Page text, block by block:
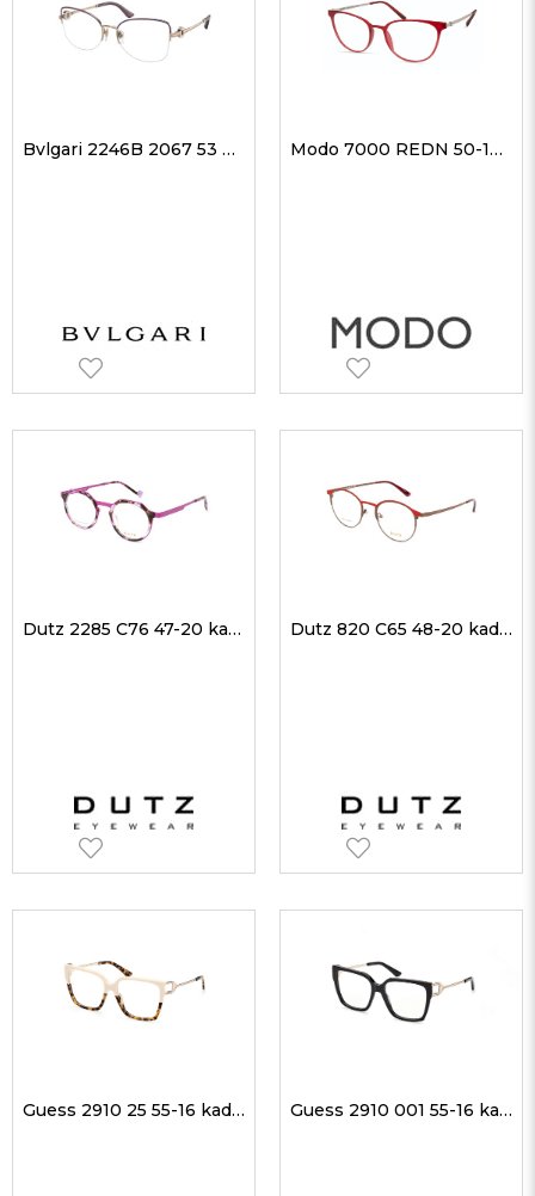
Bvlgari 2246B 2067 53 kadın Optik Gözlükler Modo 7000 REDN 50-18 kadın Optik Gözlükler
Dutz 2285 C76 47-20 kadın Optik Gözlükler Dutz 820 C65 48-20 kadın Optik Gözlükler
Guess 2910 25 55-16 kadın Optik Gözlükler Guess 2910 001 55-16 kadın Optik Gözlükler